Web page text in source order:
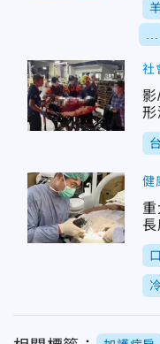
社
健
長